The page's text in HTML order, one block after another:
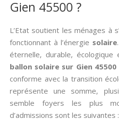
Gien 45500 ?
L’Etat soutient les ménages à
fonctionnant à l’énergie solaire
éternelle, durable,
ballon solaire sur Gien 45500
conforme avec la transition
représente une somme,
semble foyers les plus
d’admissions sont les suivantes :